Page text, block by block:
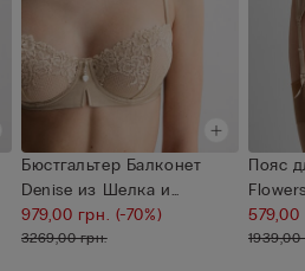
Бюстгальтер Балконет
Denise из Шелка и
Кружева Sil...
979,00 грн. (-70%)
3269,00 грн.
Пояс
1939,00